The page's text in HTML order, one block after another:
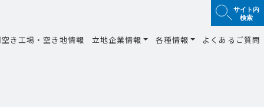
サイト内
検索
空き工場・空き地情報 立地企業情報 各種情報 よくあるご質問